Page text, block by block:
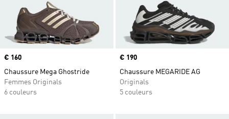
Prix
€ 160
Chaussure Mega Ghostride
Femmes Originals
6 couleurs
Prix
€ 190
Chaussure MEGARIDE AG
Originals
5 couleurs